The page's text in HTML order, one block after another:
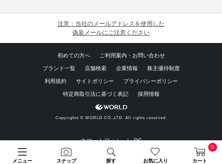
メニュー スナップ 探す お気に入り カート
0
注意：当社のメールアドレスを使用した
偽装メールにご注意ください
初めての方へ ご利用案内・お問い合わせ
ブランド一覧 店舗検索 企業情報 株主優待制度
利用規約 サイトポリシー プライバシーポリシー
特定商取引法に基づく表記 採用情報
Copyrights © WORLD CO.,LTD. All rights reserved.
スマートフォン ｜PC